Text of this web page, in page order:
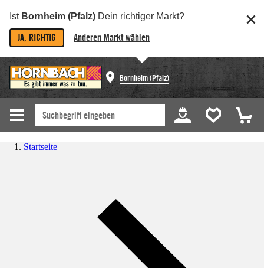
Ist Bornheim (Pfalz) Dein richtiger Markt?
JA, RICHTIG Anderen Markt wählen
Bornheim (Pfalz)
Startseite